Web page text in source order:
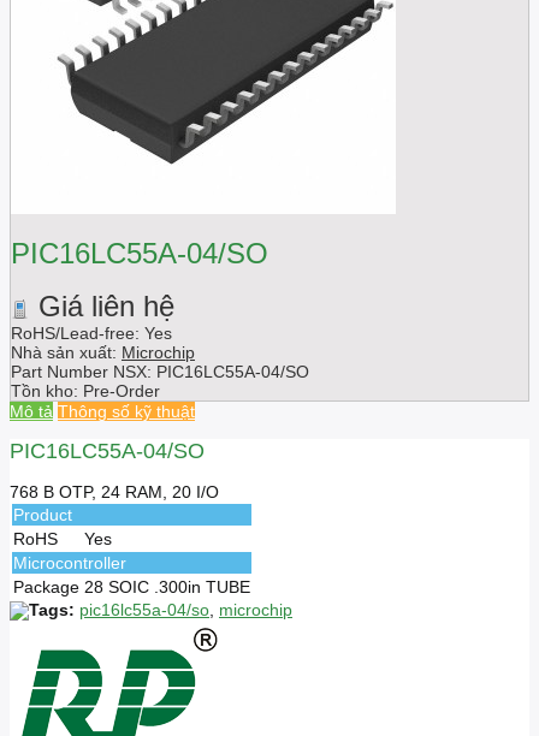
PIC16LC55A-04/SO
Giá liên hệ
RoHS/Lead-free: Yes
Nhà sản xuất: Microchip
Part Number NSX: PIC16LC55A-04/SO
Tồn kho: Pre-Order
Mô tả Thông số kỹ thuật
PIC16LC55A-04/SO
768 B OTP, 24 RAM, 20 I/O
Product
RoHS
Yes
Microcontroller
Package 28 SOIC .300in TUBE
Tags: pic16lc55a-04/so microchip